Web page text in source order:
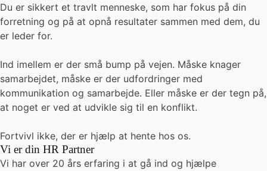
Du er sikkert et travlt menneske, som har fokus på din
forretning og på at opnå resultater sammen med dem, du
er leder for.
Ind imellem er der små bump på vejen. Måske knager
samarbejdet, måske er der udfordringer med
kommunikation og samarbejde. Eller måske er der tegn på,
at noget er ved at udvikle sig til en konflikt.
Fortvivl ikke, der er hjælp at hente hos os.
Vi er din HR Partner
Vi har over 20 års erfaring i at gå ind og hjælpe